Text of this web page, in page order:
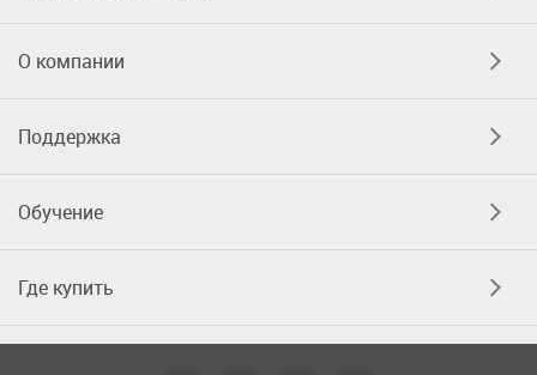
О компании
Поддержка
Обучение
Где купить